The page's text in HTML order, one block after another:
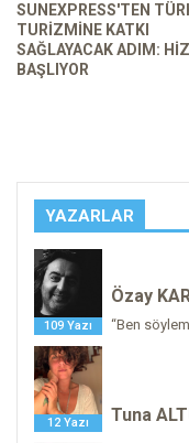
SUNEXPRESS'TEN
TURIZMINE KATKI
SAĞLAYACAK ADIM:
BAŞLIYOR
YAZARLAR
109 Yazı
Özay
“Ben
12 Yazı Tuna